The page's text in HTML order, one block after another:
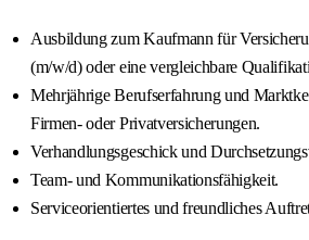
Ausbildung zum Kaufmann für
(m/w/d) oder eine vergleichbare
Mehrjährige Berufserfahrung und
Firmen- oder Privatversicherungen.
Verhandlungsgeschick und
Team- und Kommunikationsfähigkeit.
Serviceorientiertes und freundliches